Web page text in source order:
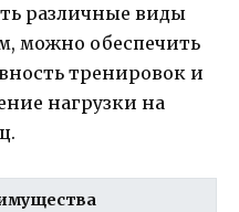
различные виды
можно обеспечить
тренировок и
нагрузки на